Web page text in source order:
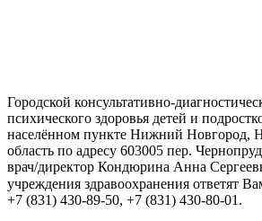
Городской консультативно-
психического здоровья детей и
населённом пункте Нижний Новгород,
область по адресу 603005 пер.
врач/директор Кондюрина Анна
учреждения здравоохранения ответят
+7 (831) 430-89-50, +7 (831) 430-80-01.